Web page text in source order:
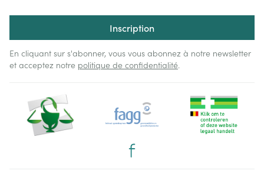
Inscription
En cliquant sur s'abonner, vous vous abonnez à notre newsletter
et acceptez notre politique de confidentialité.